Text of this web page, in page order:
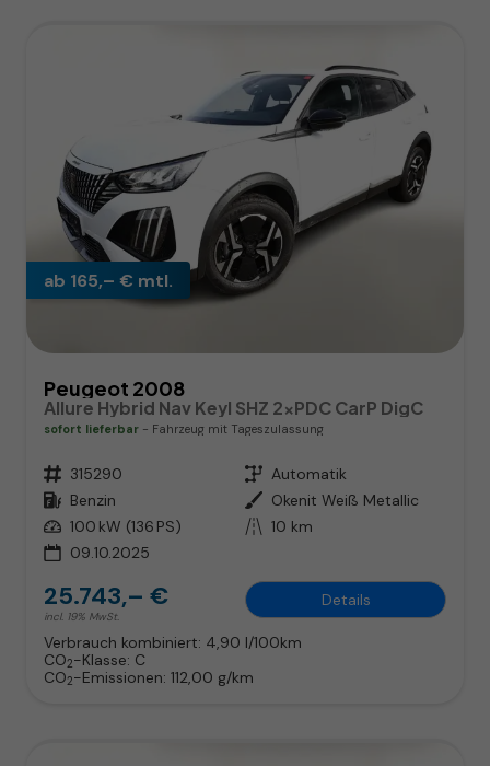
ab 165,– € mtl.
Peugeot 2008
Allure Hybrid Nav Keyl SHZ 2xPDC CarP DigC
sofort lieferbar Fahrzeug mit Tageszulassung
Fahrzeugnr. 315290 Getriebe Automatik
Kraftstoff Benzin Außenfarbe Okenit Weiß Metallic
Leistung 100 kW (136 PS) Kilometerstand 10 km
09.10.2025
25.743,– €
incl. 19% MwSt.
Details
Verbrauch kombiniert: 4,90 l/100km
CO2-Klasse: C
CO2-Emissionen: 112,00 g/km